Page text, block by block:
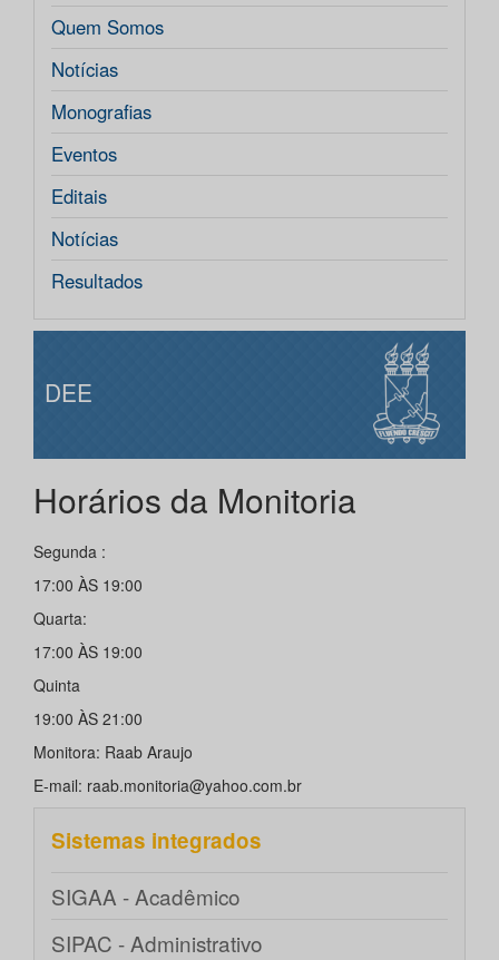
Quem Somos
Notícias
Monografias
Eventos
Editais
Notícias
Resultados
DEE
Horários da Monitoria
Segunda :
17:00 ÀS 19:00
Quarta:
17:00 ÀS 19:00
Quinta
19:00 ÀS 21:00
Monitora: Raab Araujo
E-mail: raab.monitoria@yahoo.com.br
Sistemas integrados
SIGAA - Acadêmico
SIPAC - Administrativo